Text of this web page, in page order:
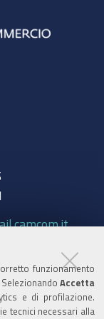
funzionamento
Accetta
e di profilazione.
tecnici necessari alla